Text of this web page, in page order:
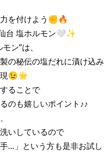
を付けよう✊🔥
台 塩ホルモン🤍✨
ン”は、
の秘伝の塩だれに漬け込み
現😉🌟
ることで
のも嬉しいポイント♪♪
いしているので
…」という方も是非お試し